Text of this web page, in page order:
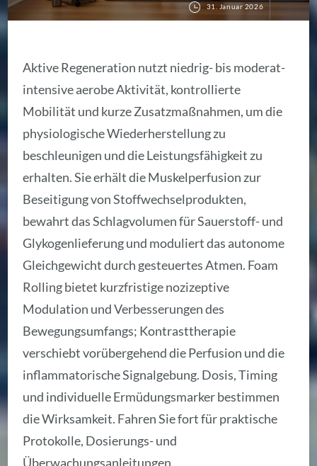
31. Januar 2026
Aktive Regeneration nutzt niedrig- bis moderat-
intensive aerobe Aktivität, kontrollierte
Mobilität und kurze Zusatzmaßnahmen, um die
physiologische Wiederherstellung zu
beschleunigen und die Leistungsfähigkeit zu
erhalten. Sie erhält die Muskelperfusion zur
Beseitigung von Stoffwechselprodukten,
bewahrt das Schlagvolumen für Sauerstoff- und
Glykogenlieferung und moduliert das autonome
Gleichgewicht durch gesteuertes Atmen. Foam
Rolling bietet kurzfristige nozizeptive
Modulation und Verbesserungen des
Bewegungsumfangs; Kontrasttherapie
verschiebt vorübergehend die Perfusion und die
inflammatorische Signalgebung. Dosis, Timing
und individuelle Ermüdungsmarker bestimmen
die Wirksamkeit. Fahren Sie fort für praktische
Protokolle, Dosierungs- und
Überwachungsanleitungen.